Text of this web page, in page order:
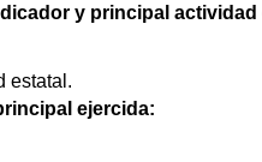
y principal actividad
estatal.
ejercida: